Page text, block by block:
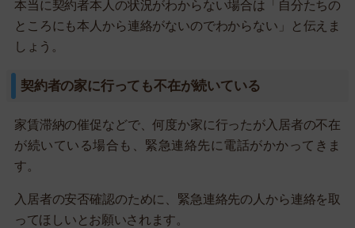
本当に契約者本人の状況がわからない場合は「自分たちの
ところにも本人から連絡がないのでわからない」と伝えま
しょう。
契約者の家に行っても不在が続いている
家賃滞納の催促などで、何度か家に行ったが入居者の不在
が続いている場合も、緊急連絡先に電話がかかってきま
す。
入居者の安否確認のために、緊急連絡先の人から連絡を取
ってほしいとお願いされます。